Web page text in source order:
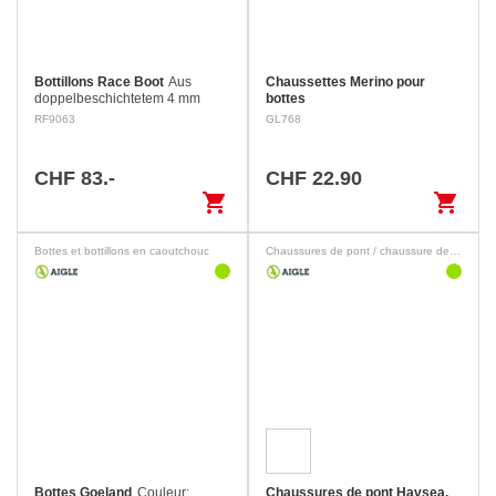
Bottillons Race Boot Aus
doppelbeschichtetem 4 mm
Neopren. Dicke, feste Sohle mit
RF9063
CHF 83.-
shopping_cart
Chaussettes Merino pour
bottes
GL768
CHF 22.90
shopping_cart
Bottes et bottillons en caoutchouc Chaussures de pont / chaussure de loisirs